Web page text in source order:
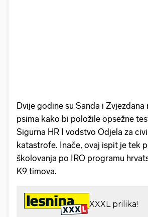
Dvije godine su Sanda i Zvjezdana
psima kako bi položile opsežne
Sigurna HR I vodstvo Odjela za
katastrofe. Inače, ovaj ispit je tek
školovanja po IRO programu
K9 timova.